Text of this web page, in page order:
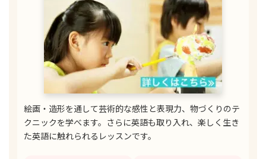
絵画・造形を通して芸術的な感性と表現力、物づくりのテ
クニックを学べます。さらに英語も取り入れ、楽しく生き
た英語に触れられるレッスンです。